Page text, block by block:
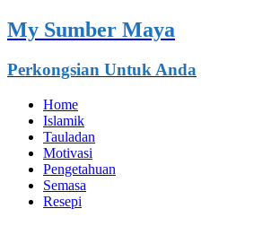
My Sumber Maya
Perkongsian Untuk Anda
Home
Islamik
Tauladan
Motivasi
Pengetahuan
Semasa
Resepi